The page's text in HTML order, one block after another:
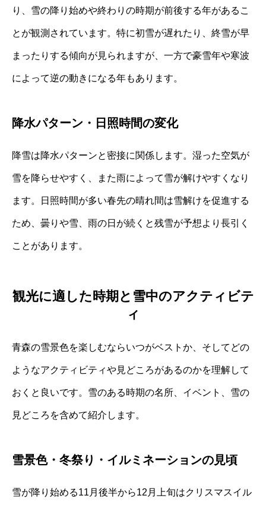
り、雪の降り始めや終わりの時期が前後する年があるこ
とが観測されています。特に初雪が遅れたり、終雪が早
まったりする傾向が見られますが、一方で豪雪年や寒波
によって逆の動きになる年もあります。
降水パターン・日照時間の変化
降雪は降水パターンと密接に関係します。湿った空気が
雪を降らせやすく、また雨によって雪が解けやすくなり
ます。日照時間が多い春先の晴れ間は雪解けを促進する
ため、曇りや雪、雨の日が続くと残雪が予想より長引く
ことがあります。
観光に適した時期と雪中のアクティビテ
ィ
青森の雪景色を楽しむならいつがベストか、そしてどの
ようなアクティビティや見どころがあるのかを理解して
おくと良いです。雪のある時期の名所、イベント、雪の
見どころを含めて紹介します。
雪景色・冬祭り・イルミネーションの見頃
雪が降り始める11月後半から12月上旬はクリスマスイル